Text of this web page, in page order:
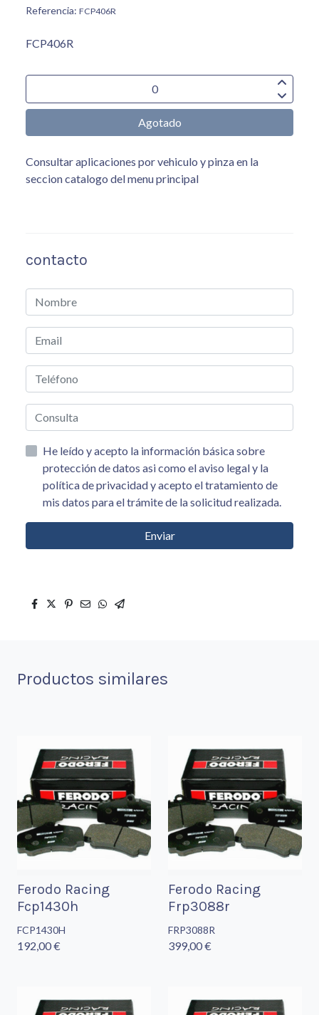
Referencia: FCP406R
FCP406R
Agotado
Consultar aplicaciones por vehiculo y pinza en la
seccion catalogo del menu principal
contacto
He leído y acepto la información básica sobre
protección de datos asi como el aviso legal y la
política de privacidad y acepto el tratamiento de
mis datos para el trámite de la solicitud realizada.
Enviar
Productos similares
Ferodo Racing
Fcp1430h
FCP1430H
192,00 €
Ferodo Racing
Frp3088r
FRP3088R
399,00 €